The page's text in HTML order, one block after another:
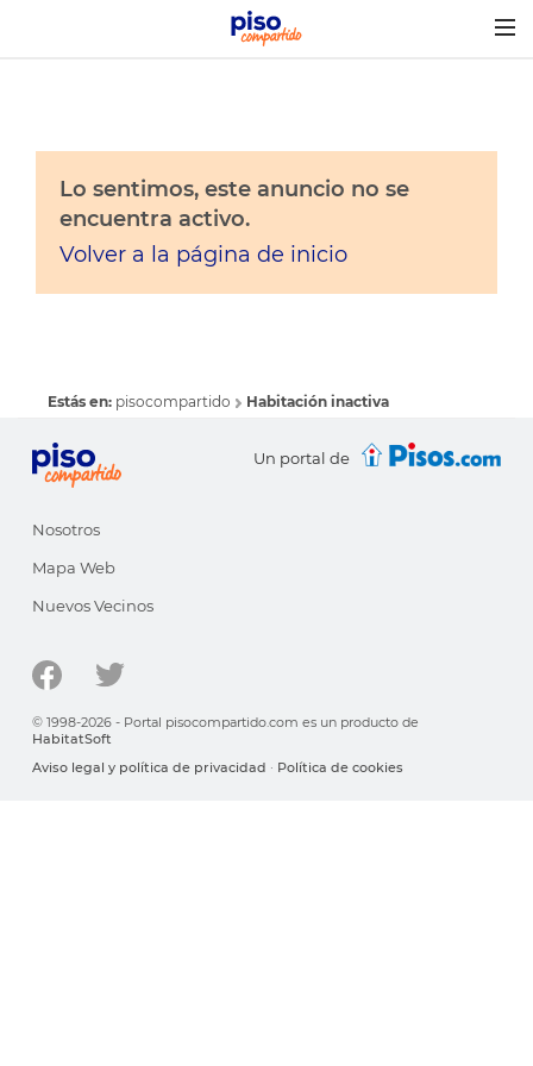
Lo sentimos, este anuncio no se
encuentra activo.
Volver a la página de inicio
Estás en: pisocompartido Habitación inactiva
Un portal de
Nosotros
Mapa Web
Nuevos Vecinos
© 1998-2026 - Portal pisocompartido.com es un producto de
HabitatSoft
Aviso legal y política de privacidad · Política de cookies